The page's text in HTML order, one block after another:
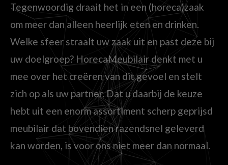
Tegenwoordig draait het in een (horeca)zaak
om meer dan alleen heerlijk eten en drinken.
Welke sfeer straalt uw zaak uit en past deze bij
uw doelgroep? HorecaMeubilair denkt met u
mee over het creëren van dit gevoel en stelt
zich op als uw partner. Dat u daarbij de keuze
hebt uit een enorm assortiment scherp geprijsd
meubilair dat bovendien razendsnel geleverd
kan worden, is voor ons niet meer dan normaal.